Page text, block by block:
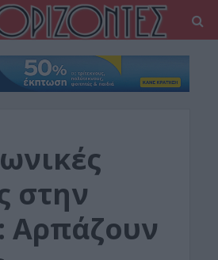
στην
Αρπάζουν